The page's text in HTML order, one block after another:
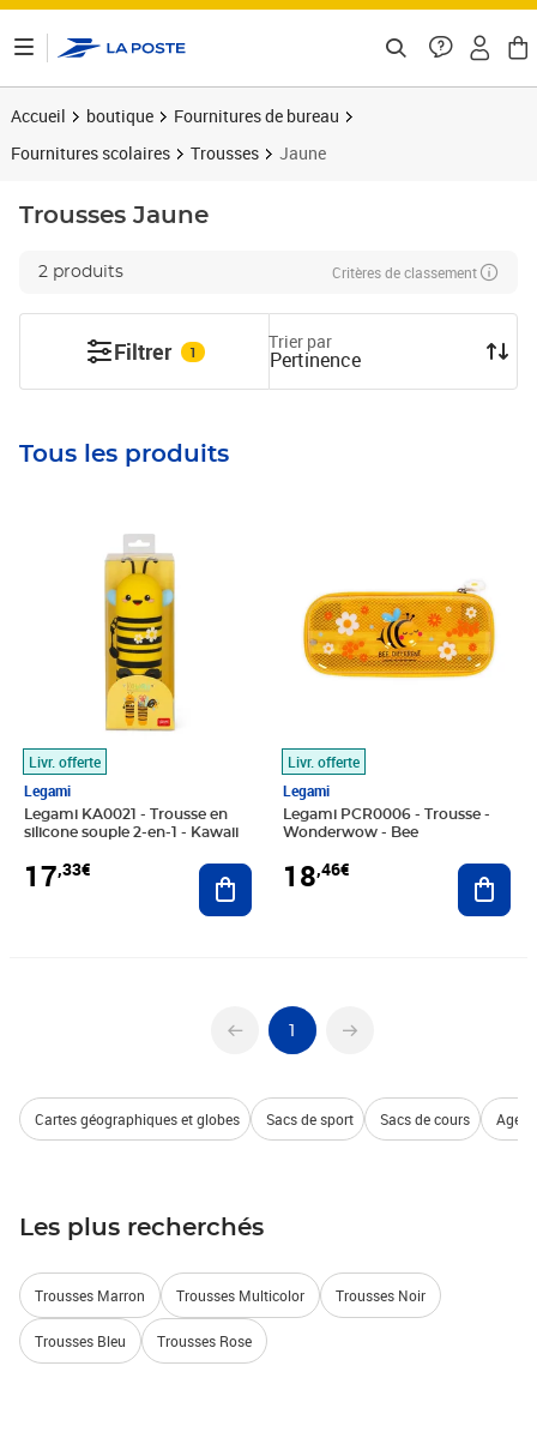
Accueil boutique
Fournitures de bureau
Fournitures scolaires
Trousses Jaune
Trousses Jaune
2 produits Critères de classement
Filtrer 1 Trier par
Pertinence
Tous les produits
Livr. offerte
Legami
Legami KA0021 - Trousse en
silicone souple 2-en-1 - Kawaii
17,33€ Ajouter au panier
Livr. offerte
Legami
Legami PCR0006 - Trousse -
Wonderwow - Bee
18,46€
1
Cartes géographiques et globes Sacs de sport Sacs de cours
Les plus recherchés
Trousses Marron Trousses Multicolor Trousses Noir
Trousses Bleu Trousses Rose